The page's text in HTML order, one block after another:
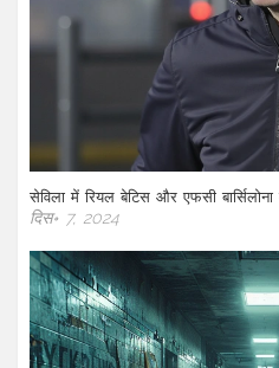
सेविला में रियल बेटिस और एफसी
दिस॰ 7, 2024